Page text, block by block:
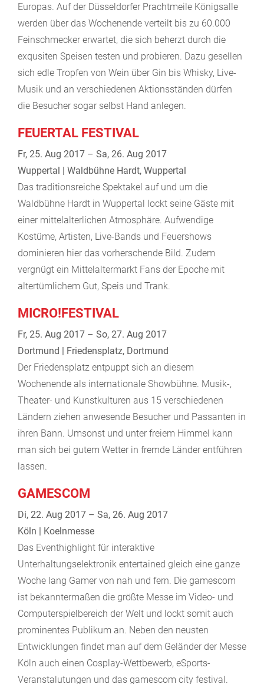
Europas. Auf der Düsseldorfer Prachtmeile Königsalle
werden über das Wochenende verteilt bis zu 60.000
Feinschmecker erwartet, die sich beherzt durch die
exqusiten Speisen testen und probieren. Dazu gesellen
sich edle Tropfen von Wein über Gin bis Whisky, Live-
Musik und an verschiedenen Aktionsständen dürfen
die Besucher sogar selbst Hand anlegen.
FEUERTAL FESTIVAL
Fr, 25. Aug 2017 – Sa, 26. Aug 2017
Wuppertal | Waldbühne Hardt, Wuppertal
Das traditionsreiche Spektakel auf und um die
Waldbühne Hardt in Wuppertal lockt seine Gäste mit
einer mittelalterlichen Atmosphäre. Aufwendige
Kostüme, Artisten, Live-Bands und Feuershows
dominieren hier das vorherschende Bild. Zudem
vergnügt ein Mittelaltermarkt Fans der Epoche mit
altertümlichem Gut, Speis und Trank.
MICRO!FESTIVAL
Fr, 25. Aug 2017 – So, 27. Aug 2017
Dortmund | Friedensplatz, Dortmund
Der Friedensplatz entpuppt sich an diesem
Wochenende als internationale Showbühne. Musik-,
Theater- und Kunstkulturen aus 15 verschiedenen
Ländern ziehen anwesende Besucher und Passanten in
ihren Bann. Umsonst und unter freiem Himmel kann
man sich bei gutem Wetter in fremde Länder entführen
lassen.
GAMESCOM
Di, 22. Aug 2017 – Sa, 26. Aug 2017
Köln | Koelnmesse
Das Eventhighlight für interaktive
Unterhaltungselektronik entertained gleich eine ganze
Woche lang Gamer von nah und fern. Die gamescom
ist bekanntermaßen die größte Messe im Video- und
Computerspielbereich der Welt und lockt somit auch
prominentes Publikum an. Neben den neusten
Entwicklungen findet man auf dem Geländer der Messe
Köln auch einen Cosplay-Wettbewerb, eSports-
Veranstalutungen und das gamescom city festival.